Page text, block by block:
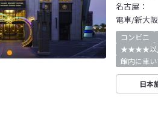
名古屋：
電車/新大
コンビニ
★★★★以
館内に車
日本